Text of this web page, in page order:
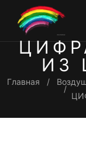
ИЗ
Главная